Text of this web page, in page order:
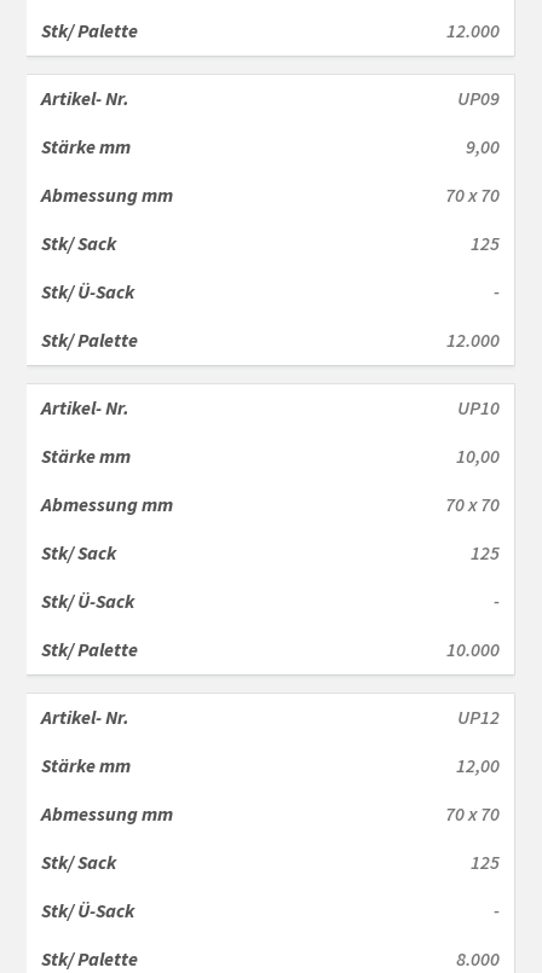
12.000
UP09
9,00
70 x 70
125
-
12.000
UP10
10,00
70 x 70
125
-
10.000
UP12
12,00
70 x 70
125
-
8.000